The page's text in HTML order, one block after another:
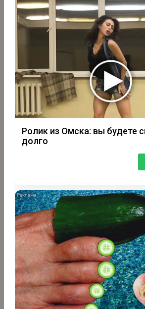
Ролик из Омска: вы будете
долго